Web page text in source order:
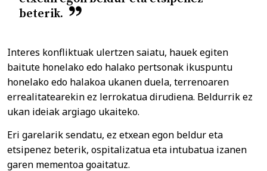
beterik.
Interes konfliktuak ulertzen saiatu, hauek egiten
baitute honelako edo halako pertsonak ikuspuntu
honelako edo halakoa ukanen duela, terrenoaren
errealitatearekin ez lerrokatua dirudiena. Beldurrik ez
ukan ideiak argiago ukaiteko.
Eri garelarik sendatu, ez etxean egon beldur eta
etsipenez beterik, ospitalizatua eta intubatua izanen
garen mementoa goaitatuz.